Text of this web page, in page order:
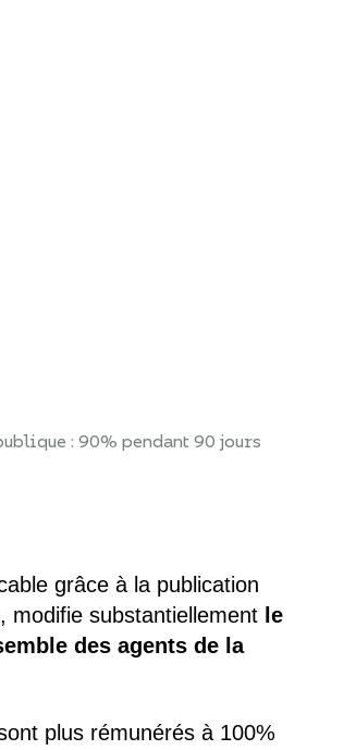
: 90% pendant 90 jours
grâce à la publication
modifie substantiellement le
des agents de la
plus rémunérés à 100%